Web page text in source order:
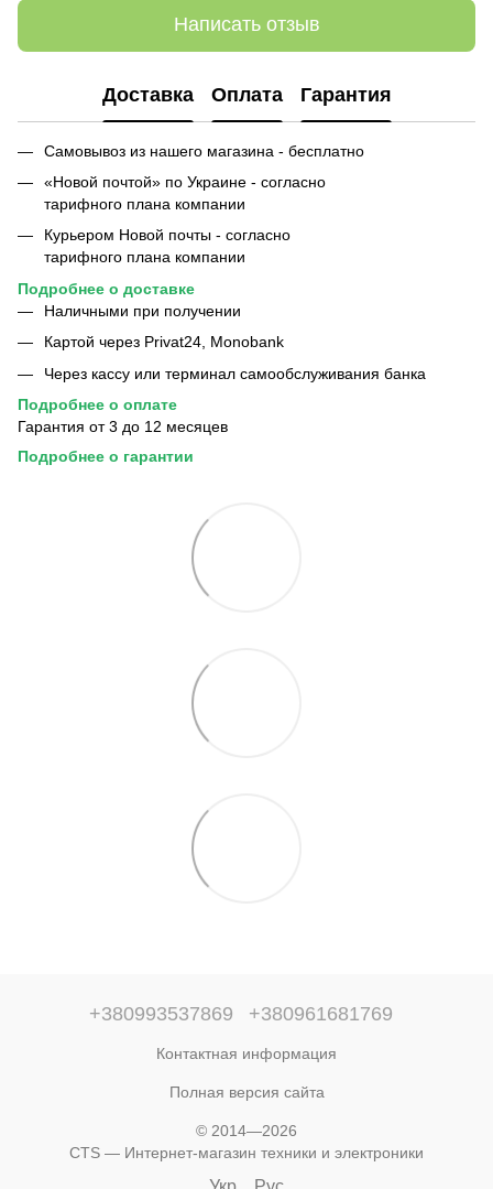
Написать отзыв
Доставка Оплата Гарантия
Самовывоз из нашего магазина - бесплатно
«Новой почтой» по Украине - согласно
тарифного плана компании
Курьером Новой почты - согласно
тарифного плана компании
Подробнее о доставке
Наличными при получении
Картой через Privat24, Monobank
Через кассу или терминал самообслуживания банка
Подробнее о оплате
Гарантия от 3 до 12 месяцев
Подробнее о гарантии
+380993537869 +380961681769
Контактная информация
Полная версия сайта
© 2014—2026
CTS — Интернет-магазин техники и электроники